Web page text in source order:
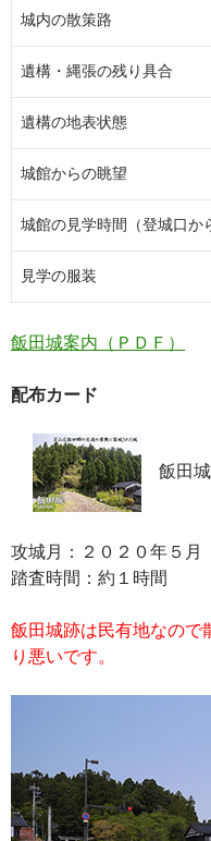
城内の散策路
遺構・縄張の残り具合
遺構の地表状態
城館からの眺望
城館の見学時間（登城口か
見学の服装
飯田城案内（ＰＤＦ）
配布カード
飯田
攻城月：２０２０年５月
踏査時間：約１時間
飯田城跡は民有地なので
り悪いです。